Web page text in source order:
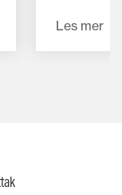
kontroller.
Les mer